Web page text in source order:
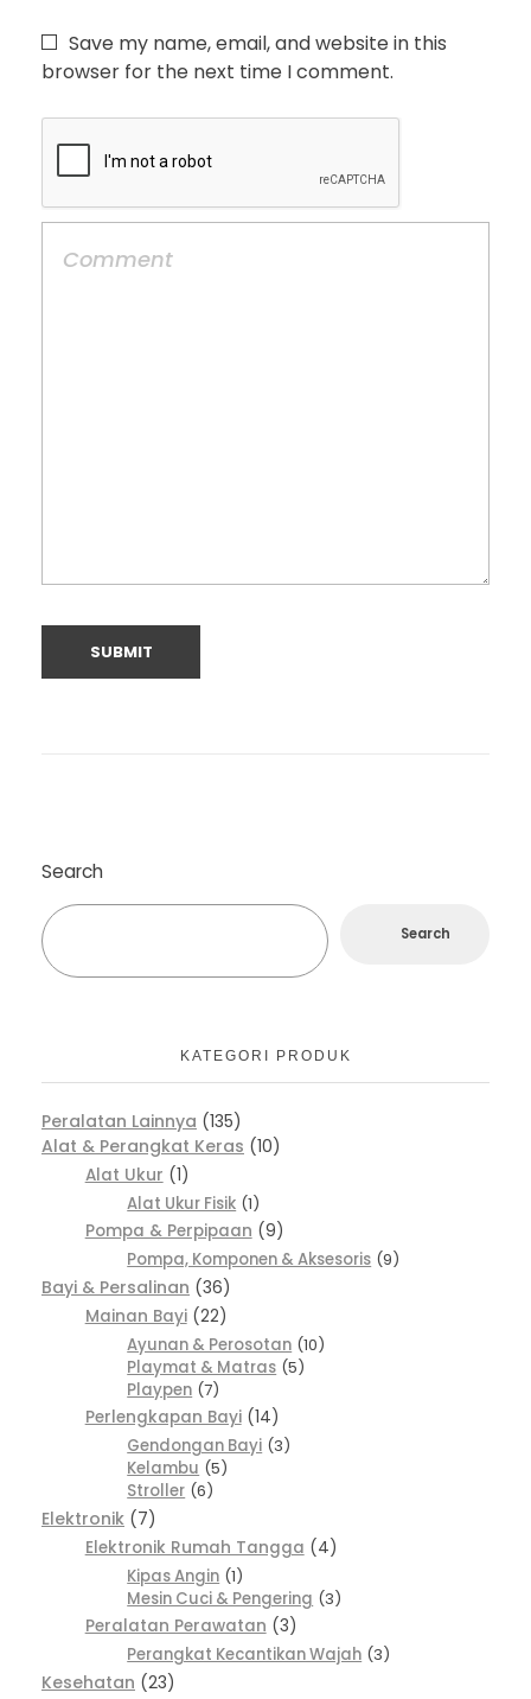
Save my name, email, and website in this
browser for the next time I comment.
Search
Search
KATEGORI PRODUK
Peralatan Lainnya 135
Alat & Perangkat Keras 10
Alat Ukur
1
Alat Ukur Fisik 1
Pompa & Perpipaan
9
Pompa, Komponen & Aksesoris 9
Bayi & Persalinan 36
Mainan Bayi 22
Ayunan & Perosotan 10
Playmat & Matras 5
Playpen 7
Perlengkapan Bayi 14
Gendongan Bayi 3
Kelambu 5
Stroller 6
Elektronik 7
Elektronik Rumah Tangga
4
Kipas Angin 1
Mesin Cuci & Pengering 3
Peralatan Perawatan
3
Perangkat Kecantikan Wajah 3
Kesehatan 23